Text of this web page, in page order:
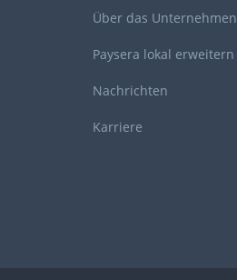
Über das Unternehmen
Paysera lokal erweitern
Nachrichten
Karriere